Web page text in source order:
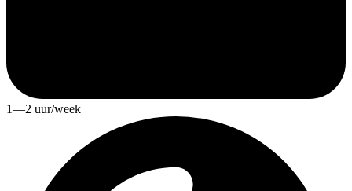
1—2 uur/week